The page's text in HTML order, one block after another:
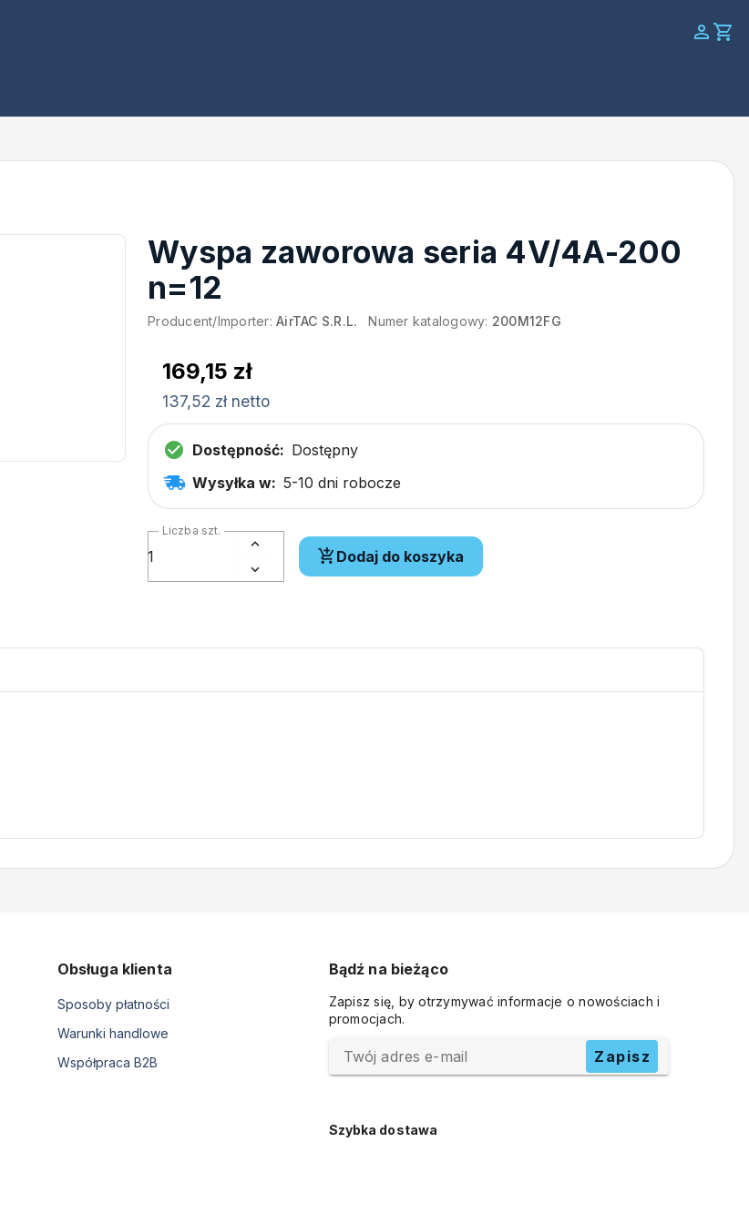
Wyspa zaworowa seria 4V/4A-200
n=12
Producent/Importer: AirTAC S.R.L. Numer katalogowy: 200M12FG
169,15 zł
137,52 zł netto
Dostępność: Dostępny
Wysyłka w: 5-10 dni robocze
Liczba szt.
Dodaj do koszyka
Obsługa klienta
Sposoby płatności
Warunki handlowe
Współpraca B2B
Bądź na bieżąco
Zapisz się, by otrzymywać informacje o nowościach i
promocjach.
Twój adres e-mail Zapisz
Szybka dostawa